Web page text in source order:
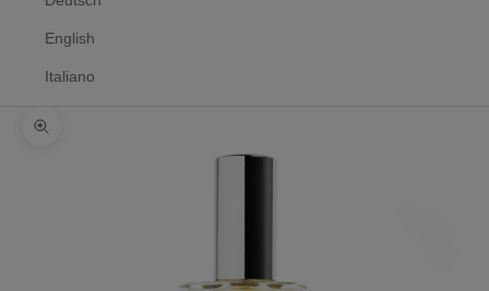
English
Italiano
Zoomer sur l'image